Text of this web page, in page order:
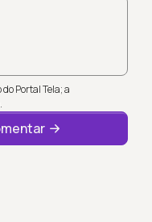
Portal Tela; a